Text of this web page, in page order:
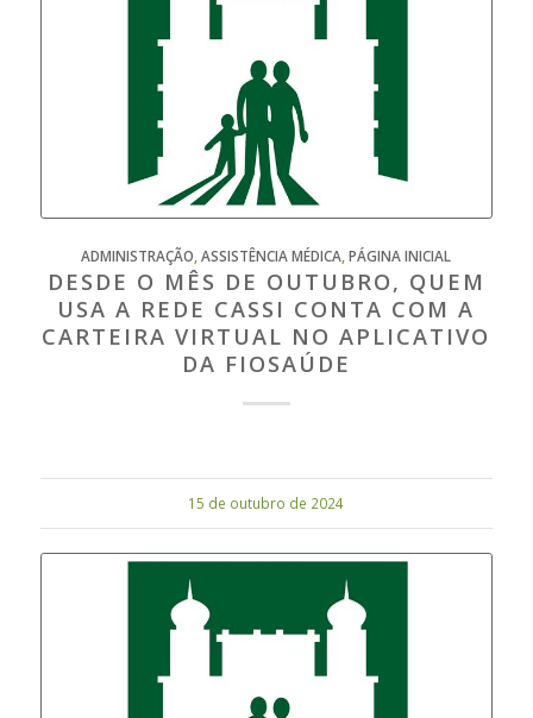
ADMINISTRAÇÃO ,ASSISTÊNCIA MÉDICA ,PÁGINA INICIAL
DESDE O MÊS DE OUTUBRO, QUEM
USA A REDE CASSI CONTA COM A
CARTEIRA VIRTUAL NO APLICATIVO
DA FIOSAÚDE
15 de outubro de 2024